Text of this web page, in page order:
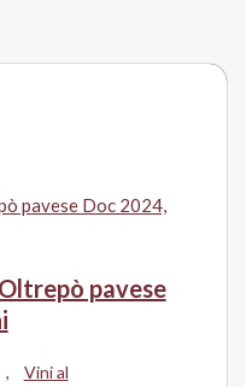
pavese
,
Vini al